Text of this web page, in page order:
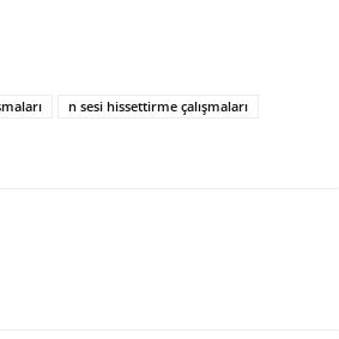
n sesi hissettirme çalışmaları